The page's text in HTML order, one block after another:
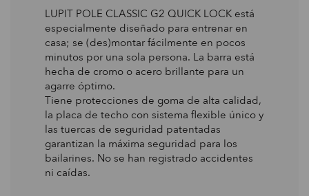
LUPIT POLE CLASSIC G2 QUICK LOCK está
especialmente diseñado para entrenar en
casa; se (des)montar fácilmente en pocos
minutos por una sola persona. La barra está
hecha de cromo o acero brillante para un
agarre óptimo.
Tiene protecciones de goma de alta calidad,
la placa de techo con sistema flexible único y
las tuercas de seguridad patentadas
garantizan la máxima seguridad para los
bailarines. No se han registrado accidentes
ni caídas.